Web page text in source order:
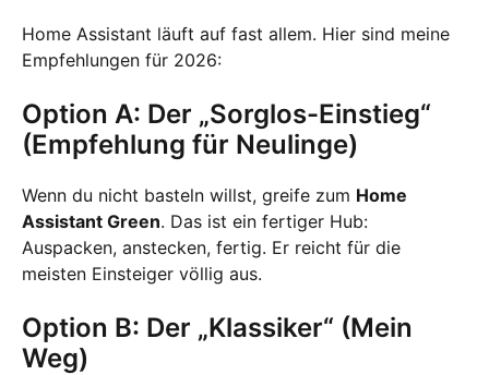
Home Assistant läuft auf fast allem. Hier sind meine
Empfehlungen für 2026:
Option A: Der „Sorglos-Einstieg“
(Empfehlung für Neulinge)
Wenn du nicht basteln willst, greife zum Home
Assistant Green. Das ist ein fertiger Hub:
Auspacken, anstecken, fertig. Er reicht für die
meisten Einsteiger völlig aus.
Option B: Der „Klassiker“ (Mein
Weg)